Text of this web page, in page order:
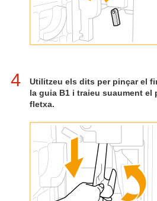
4
Utilitzeu els dits per pinçar el
la guia B1 i traieu suaument el
fletxa.